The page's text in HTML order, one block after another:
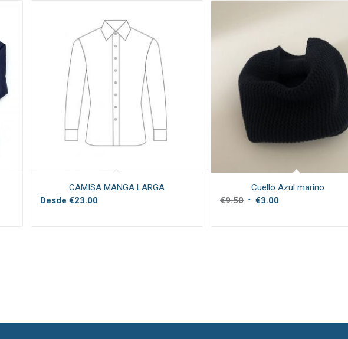
CAMISA MANGA LARGA
Desde €23.00
Cuello Azul marino
€9.50 El €3.00El